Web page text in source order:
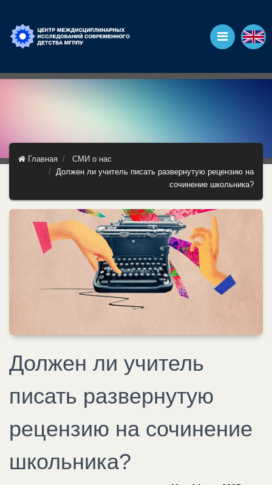
Главная
СМИ о нас
Должен ли учитель писать развернутую рецензию на
сочинение школьника?
Должен ли учитель
писать развернутую
рецензию на сочинение
школьника?